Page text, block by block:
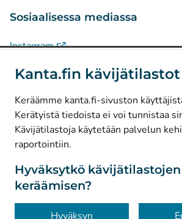
Kanta.fin kävijätilastot
Keräämme kanta.fi-sivuston
Kerätyistä tiedoista ei voi tunnistaa
Kävijätilastoja käytetään palvelun
raportointiin.
Hyväksytkö kävijätilastojen
keräämisen?
Hyväksyn
Sosiaalisessa mediassa
Instagram(Avautuu uuteen välilehteen)
Facebook(Avautuu uuteen välilehteen)
© Kanta-Palvelut, Kansaneläkelaitos
Tietosuoja
Tietoa sivustosta
Saavutettavuus
Evästeet